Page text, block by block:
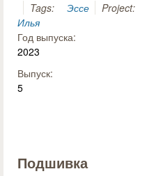
Tags: Эссе Project:
Илья
Год выпуска:
2023
Выпуск:
5
Подшивка